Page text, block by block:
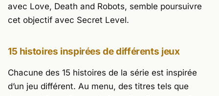
avec Love, Death and Robots, semble poursuivre
cet objectif avec Secret Level.
15 histoires inspirées de différents jeux
Chacune des 15 histoires de la série est inspirée
d’un jeu différent. Au menu, des titres tels que